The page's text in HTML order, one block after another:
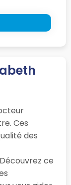
Ces
des
ce